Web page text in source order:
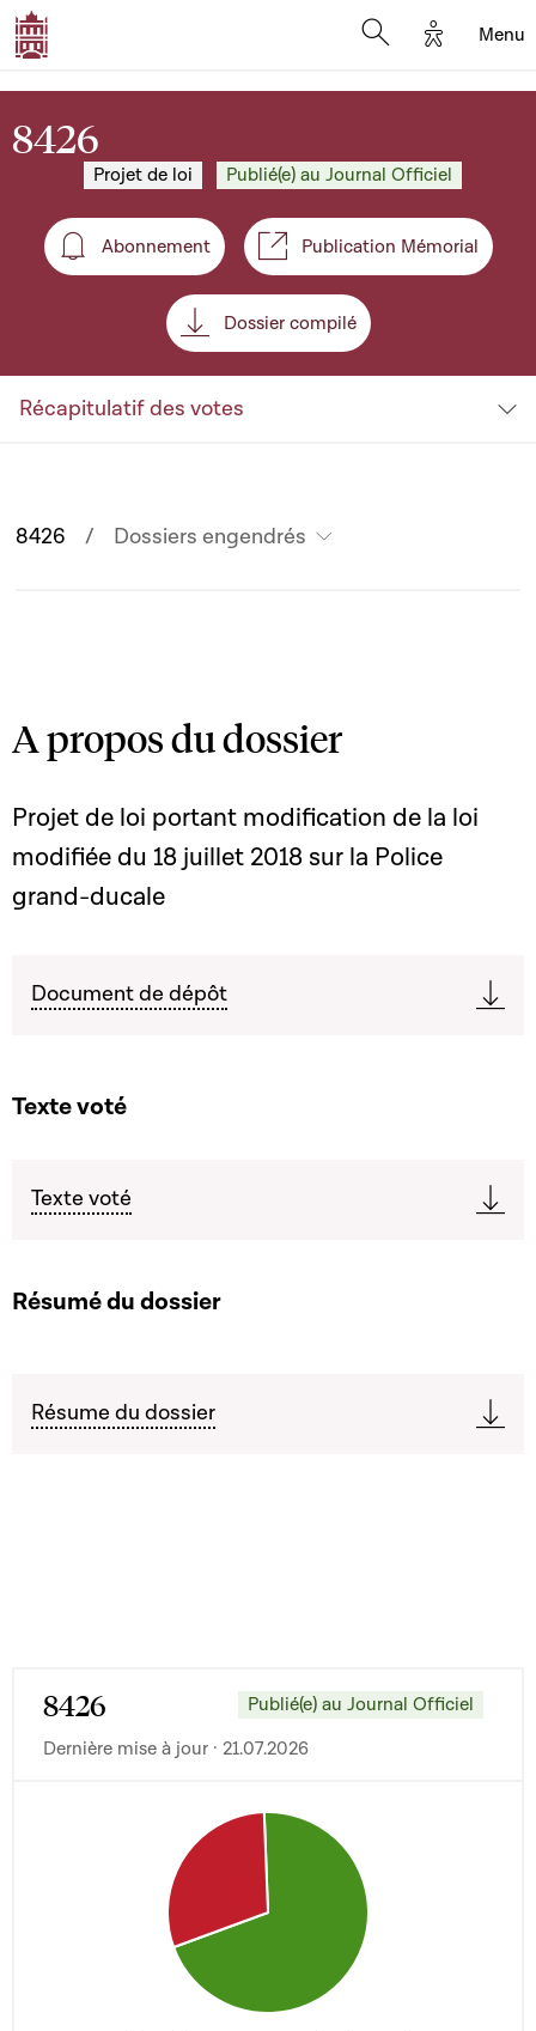
Options
Menu
8426
Projet de loi Publié(e) au Journal Officiel
Abonnement
Abonnement Publication Mémorial
Dossier compilé
Récapitulatif des votes
8426 Dossiers engendrés
A propos du dossier
Projet de loi portant modification de la loi
modifiée du 18 juillet 2018 sur la Police
grand-ducale
Document de dépôt
Texte voté
Texte voté
Résumé du dossier
Résume du dossier
8426
Publié(e) au Journal Officiel
Dernière mise à jour · 21.07.2026